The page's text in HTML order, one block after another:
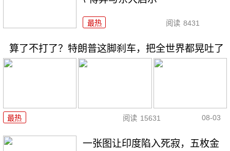
最热 阅读 8431
算了不打了？特朗普这脚刹车，把全世界都晃吐了
最热 阅读 15631 08-03
一张图让印度陷入死寂，五枚金